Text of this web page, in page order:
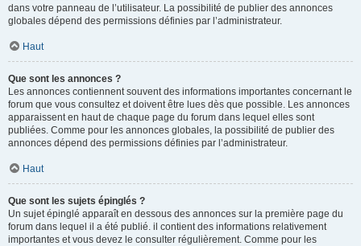
dans votre panneau de l’utilisateur. La possibilité de publier des annonces
globales dépend des permissions définies par l’administrateur.
Haut
Que sont les annonces ?
Les annonces contiennent souvent des informations importantes concernant le
forum que vous consultez et doivent être lues dès que possible. Les annonces
apparaissent en haut de chaque page du forum dans lequel elles sont
publiées. Comme pour les annonces globales, la possibilité de publier des
annonces dépend des permissions définies par l’administrateur.
Haut
Que sont les sujets épinglés ?
Un sujet épinglé apparaît en dessous des annonces sur la première page du
forum dans lequel il a été publié. il contient des informations relativement
importantes et vous devez le consulter régulièrement. Comme pour les